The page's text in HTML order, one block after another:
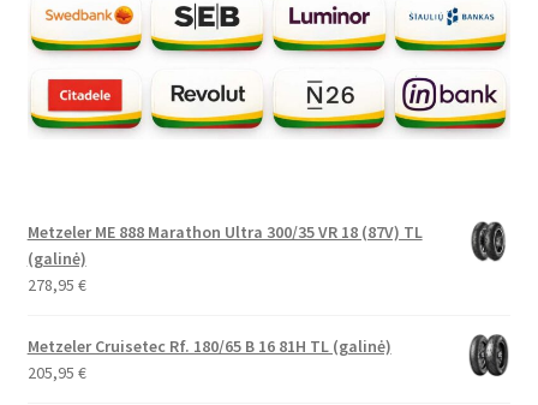
Metzeler ME 888 Marathon Ultra 300/35 VR 18 (87V) TL
(galinė)
278,95 €
Metzeler Cruisetec Rf. 180/65 B 16 81H TL (galinė)
205,95 €